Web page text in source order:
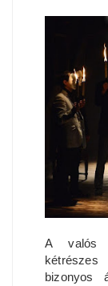
A valós
bizonyos